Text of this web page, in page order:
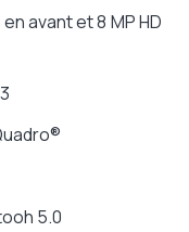
avant et 8 MP HD
®
5.0